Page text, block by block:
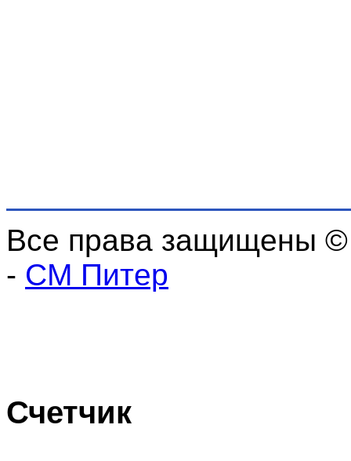
Все права защищены
- СМ Питер
Счетчик